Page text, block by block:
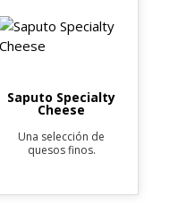
Saputo Specialty
Cheese
Una selección de
quesos finos.